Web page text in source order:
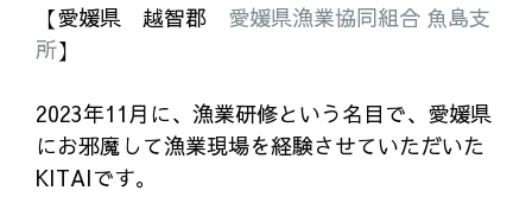
【愛媛県 越智郡 愛媛県漁業協同組合 魚島支
所】
2023年11月に、漁業研修という名目で、愛媛県
にお邪魔して漁業現場を経験させていただいた
KITAIです。